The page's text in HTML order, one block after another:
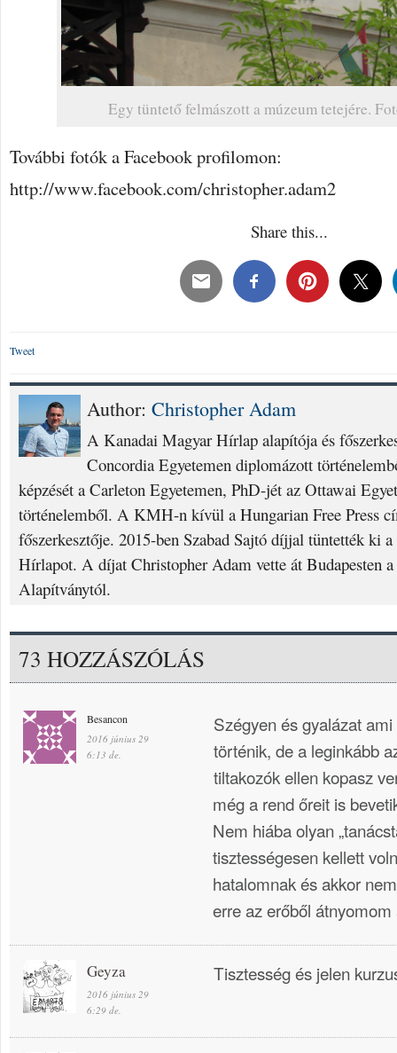
Egy tüntető felmászott a múzeum tetejére.
További fotók a Facebook profilomon:
http://www.facebook.com/christopher.adam2
Share this...
Tweet
Author: Christopher Adam
A Kanadai Magyar Hírlap alapítója és
Concordia Egyetemen diplomázott
képzését a Carleton Egyetemen, PhD-jét az Ottawai
történelemből. A KMH-n kívül a Hungarian Free Press
főszerkesztője. 2015-ben Szabad Sajtó díjjal tüntették ki
Hírlapot. A díjat Christopher Adam vette át Budapesten a
Alapítványtól.
73 HOZZÁSZÓLÁS
Besancon
2016 június 29
6:13 de.
Szégyen és gyalázat
történik, de a leginkább
tiltakozók ellen kopasz
még a rend őreit is
Nem hiába olyan
tisztességesen kellett
hatalomnak és akkor
erre az erőből
Geyza
2016 június 29
6:29 de.
Tisztesség és jelen